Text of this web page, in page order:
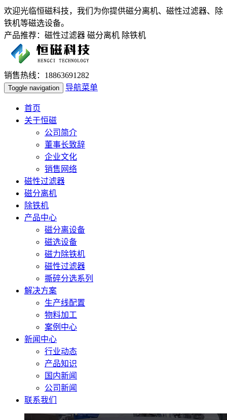
欢迎光临恒磁科技，我们为你提供磁分离机、磁性过滤器、除
铁机等磁选设备。
产品推荐：磁性过滤器 磁分离机 除铁机
销售热线：18863691282
Toggle navigation 导航菜单
首页
关于恒磁
公司简介
董事长致辞
企业文化
销售网络
磁性过滤器
磁分离机
除铁机
产品中心
磁分离设备
磁选设备
磁力除铁机
磁性过滤器
撕碎分选系列
解决方案
生产线配置
物料加工
案例中心
新闻中心
行业动态
产品知识
国内新闻
公司新闻
联系我们